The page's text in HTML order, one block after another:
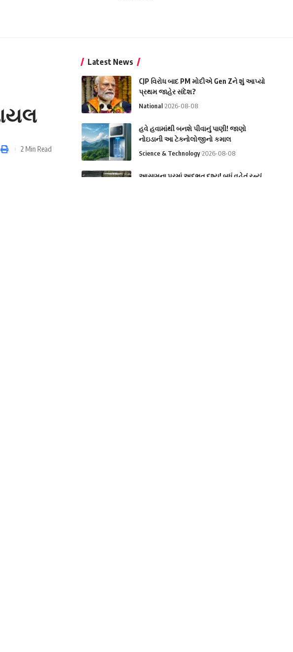
2 Min Read
Latest News
CJP વિરોધ બાદ PM મોદીએ Gen Zને શું આપ્યો
પ્રથમ જાહેર સંદેશ?
National 2026-08-08
હવે હવામાંથી બનશે પીવાનું પાણી! જાણો
નોઇડાની આ ટેક્નોલોજીનો કમાલ
Science & Technology 2026-08-08
આસામના પૂરમાં અદભૂત દૃશ્ય! બધું વહેતું રહ્યું,